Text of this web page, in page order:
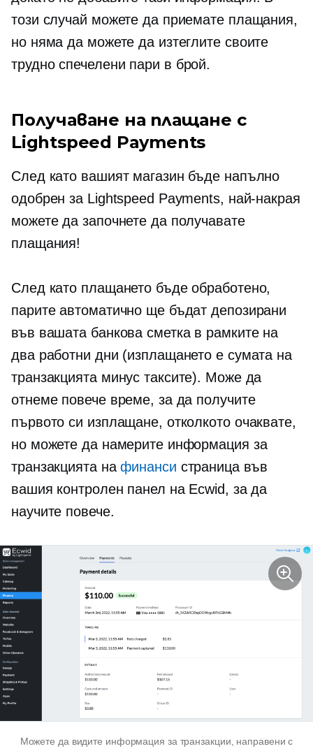
този случай можете да приемате плащания,
но няма да можете да изтеглите своите
трудно спечелени пари в брой.
Получаване на плащане с
Lightspeed Payments
След като вашият магазин бъде напълно
одобрен за Lightspeed Payments, най-накрая
можете да започнете да получавате
плащания!
След като плащането бъде обработено,
парите автоматично ще бъдат депозирани
във вашата банкова сметка в рамките на
два работни дни (изплащането е сумата на
транзакцията минус таксите). Може да
отнеме повече време, за да получите
първото си изплащане, отколкото очаквате,
но можете да намерите информация за
транзакцията нафинанси страница във
вашия контролен панел на Ecwid, за да
научите повече.
Можете да видите информация за транзакции, направени с